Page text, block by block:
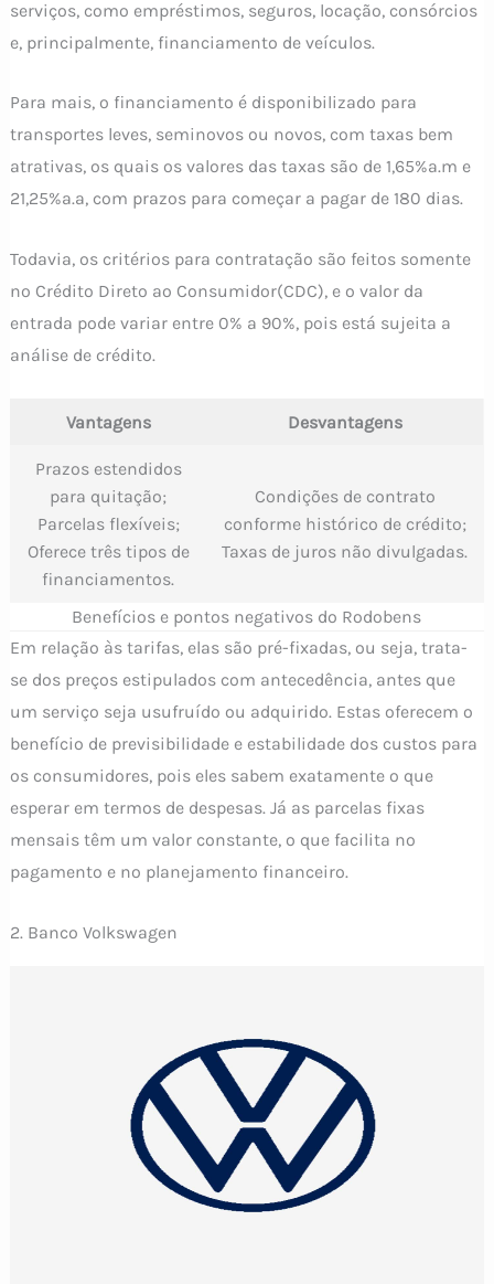
serviços, como empréstimos, seguros, locação, consórcios
e, principalmente, financiamento de veículos.
Para mais, o financiamento é disponibilizado para
transportes leves, seminovos ou novos, com taxas bem
atrativas, os quais os valores das taxas são de 1,65%a.m e
21,25%a.a, com prazos para começar a pagar de 180 dias.
Todavia, os critérios para contratação são feitos somente
no Crédito Direto ao Consumidor(CDC), e o valor da
entrada pode variar entre 0% a 90%, pois está sujeita a
análise de crédito.
Vantagens Desvantagens
Prazos estendidos
para quitação;
Parcelas flexíveis;
Oferece três tipos de
financiamentos.
Condições de contrato
conforme histórico de crédito;
Taxas de juros não divulgadas.
Benefícios e pontos negativos do Rodobens
Em relação às tarifas, elas são pré-fixadas, ou seja, trata-
se dos preços estipulados com antecedência, antes que
um serviço seja usufruído ou adquirido. Estas oferecem o
benefício de previsibilidade e estabilidade dos custos para
os consumidores, pois eles sabem exatamente o que
esperar em termos de despesas. Já as parcelas fixas
mensais têm um valor constante, o que facilita no
pagamento e no planejamento financeiro.
2. Banco Volkswagen